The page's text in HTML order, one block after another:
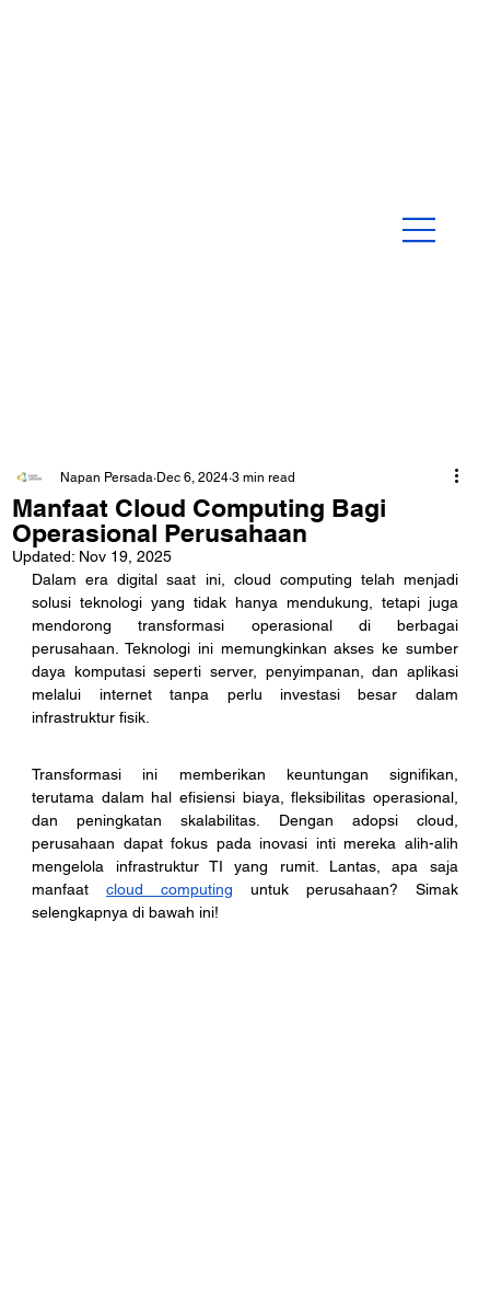
Manfaat Cloud Computing Bagi
Operasional Perusahaan
Napan Persada Dec 6, 2024 3 min read
Updated: Nov 19, 2025
Dalam era digital saat ini, cloud computing telah menjadi
solusi teknologi yang tidak hanya mendukung, tetapi juga
mendorong transformasi operasional di berbagai
perusahaan. Teknologi ini memungkinkan akses ke sumber
daya komputasi seperti server, penyimpanan, dan aplikasi
melalui internet tanpa perlu investasi besar dalam
infrastruktur fisik.
Transformasi ini memberikan keuntungan signifikan,
terutama dalam hal efisiensi biaya, fleksibilitas operasional,
dan peningkatan skalabilitas. Dengan adopsi cloud,
perusahaan dapat fokus pada inovasi inti mereka alih-alih
mengelola infrastruktur TI yang rumit. Lantas, apa saja
manfaat cloud computing untuk perusahaan? Simak
selengkapnya di bawah ini!